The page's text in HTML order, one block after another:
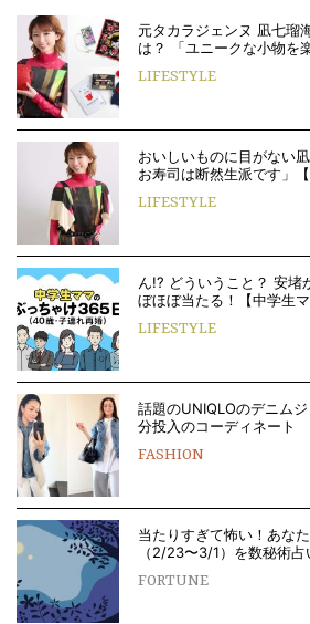
元タカラジェンヌ 凪七瑠
は？ 「ユニークな小物を
LIFESTYLE
おいしいものに目がない
お寿司は断然生派です」
LIFESTYLE
ん!? どういうこと？ 安堵
ぼほぼ当たる！【中学生
LIFESTYLE
話題のUNIQLOのデニム
分投入のコーディネート
FASHION
当たりすぎて怖い！あな
（2/23〜3/1）を数秘術
FORTUNE